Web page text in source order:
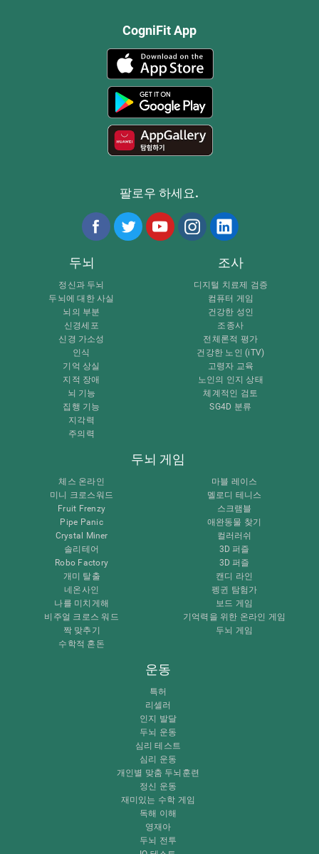
CogniFit App
팔로우 하세요.
두뇌
정신과 두뇌
두뇌에 대한 사실
뇌의 부분
신경세포
신경 가소성
인식
기억 상실
지적 장애
뇌 기능
집행 기능
지각력
주의력
조사
디지털 치료제 검증
컴퓨터 게임
건강한 성인
조종사
전체론적 평가
건강한 노인 (iTV)
고령자 교육
노인의 인지 상태
체계적인 검토
SG4D 분류
두뇌 게임
체스 온라인
미니 크로스워드
Fruit Frenzy
Pipe Panic
Crystal Miner
솔리테어
Robo Factory
개미 탈출
네온사인
나를 미치게해
비주얼 크로스 워드
짝 맞추기
수학적 혼돈
마블 레이스
멜로디 테니스
스크램블
애완동물 찾기
컬러러쉬
3D 퍼즐
3D 퍼즐
캔디 라인
펭귄 탐험가
보드 게임
기억력을 위한 온라인 게임
두뇌 게임
운동
특허
리셀러
인지 발달
두뇌 운동
심리 테스트
심리 운동
개인별 맞춤 두뇌훈련
정신 운동
재미있는 수학 게임
독해 이해
영재아
두뇌 전투